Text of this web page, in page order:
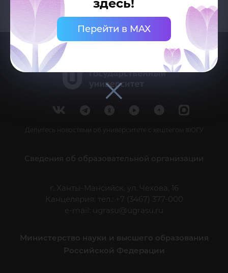
здесь!
Перейти в MAX
Делитесь новостями об университете с хештегом #ЮГУ
Сведения об образовательной организации
г. Ханты-Мансийск, ул. Чехова, 16
Канцелярия: тел.: +7 (3467) 377-000
e-mail:
ugrasu@ugrasu.ru
Министерство науки и высшего образования
Российской Федерации